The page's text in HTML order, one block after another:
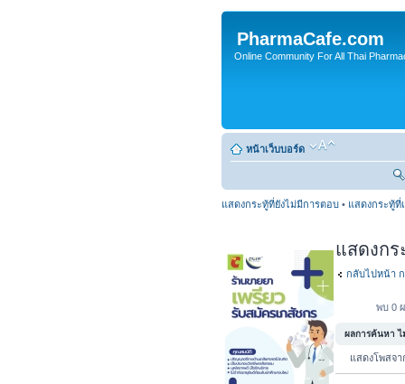
PharmaCafe.com
Online Community For All Thai
หน้าเว็บบอร์ด
แสดงกระทู้ที่ยังไม่มีการตอบ • แสดงกระทู้ที่
แสดงก
กลับไปหน้า
พบ 0
ผลการค้นหา
แสดงโพสจ